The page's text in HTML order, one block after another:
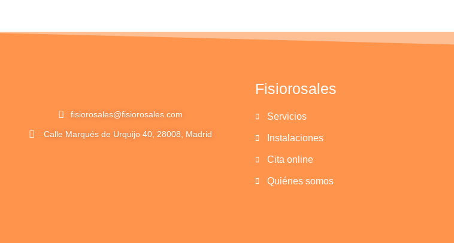
fisiorosales@fisiorosales.com
Calle Marqués de Urquijo 40, 28008, Madrid
Fisiorosales
Servicios
Instalaciones
Cita online
Quiénes somos